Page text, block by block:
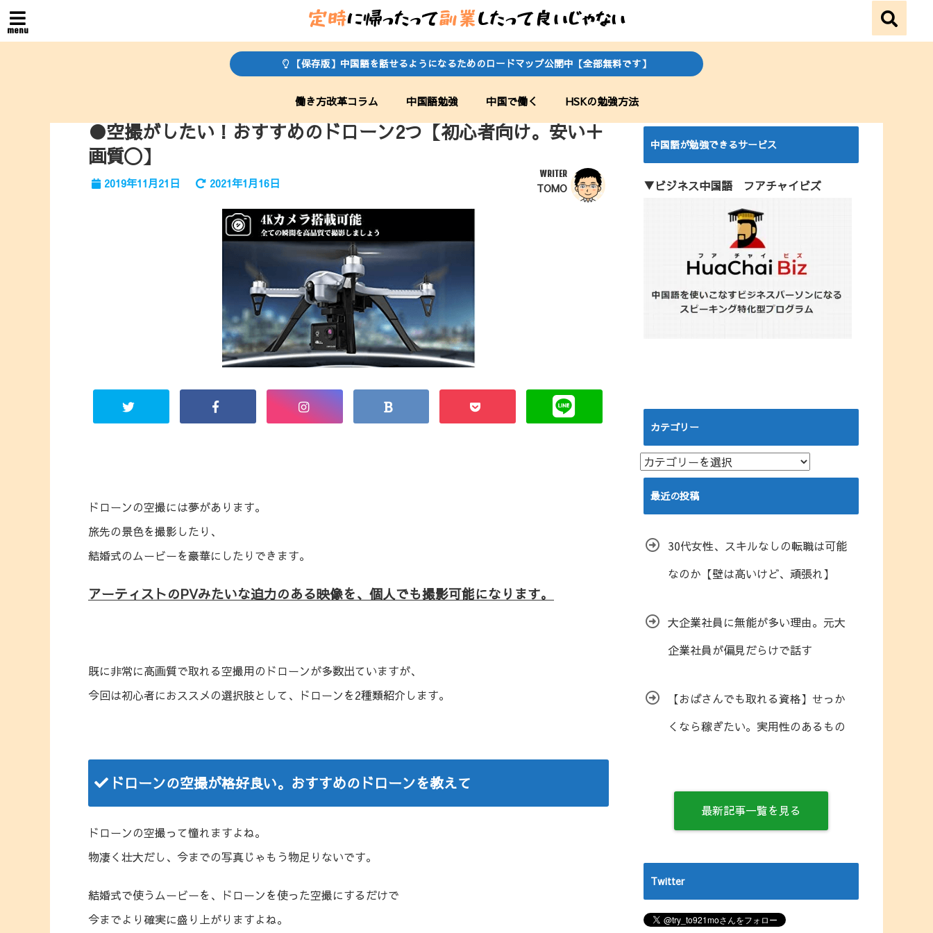
menu
【保存版】中国語を話せるようになるためのロードマップ公開中【全部無料です】
働き方改革コラム 中国語勉強 中国で働く HSKの勉強方法
●空撮がしたい！おすすめのドローン2つ【初心者向け。安い＋
画質〇】
2019年11月21日 2021年1月16日
WRITER
TOMO
ドローンの空撮には夢があります。
旅先の景色を撮影したり、
結婚式のムービーを豪華にしたりできます。
アーティストのPVみたいな迫力のある映像を、個人でも撮影可能になります。
既に非常に高画質で取れる空撮用のドローンが多数出ていますが、
今回は初心者におススメの選択肢として、ドローンを2種類紹介します。
ドローンの空撮が格好良い。おすすめのドローンを教えて
ドローンの空撮って憧れますよね。
物凄く壮大だし、今までの写真じゃもう物足りないです。
結婚式で使うムービーを、ドローンを使った空撮にするだけで
今までより確実に盛り上がりますよね。
中国語が勉強できるサービス
▼ビジネス中国語 フアチャイビズ
カテゴリー
カ
テ
最近の投稿
30代女性、スキルなしの転職は可能
なのか【壁は高いけど、頑張れ】
大企業社員に無能が多い理由。元大
企業社員が偏見だらけで話す
【おばさんでも取れる資格】せっか
くなら稼ぎたい。実用性のあるもの
最新記事一覧を見る
Twitter